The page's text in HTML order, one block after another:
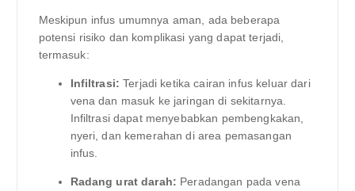
Meskipun infus umumnya aman, ada beberapa
potensi risiko dan komplikasi yang dapat terjadi,
termasuk:
Infiltrasi: Terjadi ketika cairan infus keluar dari
vena dan masuk ke jaringan di sekitarnya.
Infiltrasi dapat menyebabkan pembengkakan,
nyeri, dan kemerahan di area pemasangan
infus.
Radang urat darah: Peradangan pada vena